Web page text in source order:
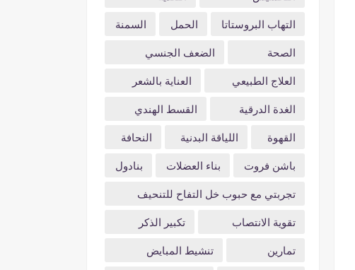
التهاب البروستاتا
الحمل
السمنة
الصحة
الضعف الجنسي
العلاج الطبيعي
العناية بالشعر
الغدة الدرقية
القسط الهندي
القهوة
اللياقة البدنية
النحافة
باشن فروت
بناء العضلات
بنادول
تجربتي مع حبوب خل التفاح للتنحيف
تقوية الانتصاب
تكبير الذكر
تمارين
تنشيط المبايض